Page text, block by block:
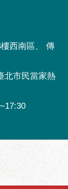
西南區、 傳
北市民當家熱